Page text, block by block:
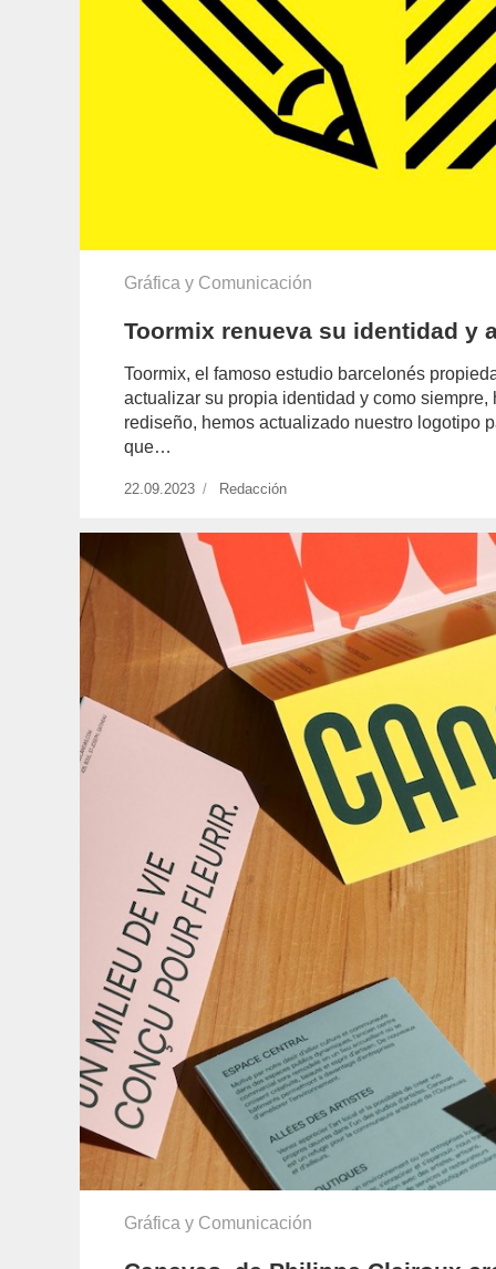
Gráfica y Comunicación
Toormix renueva su identidad y
Toormix, el famoso estudio barcelonés
actualizar su propia identidad y como
rediseño, hemos actualizado nuestro logotipo
que…
Publicado
22.09.2023 https://www.experimenta.es/author/
Redacción
Gráfica y Comunicación